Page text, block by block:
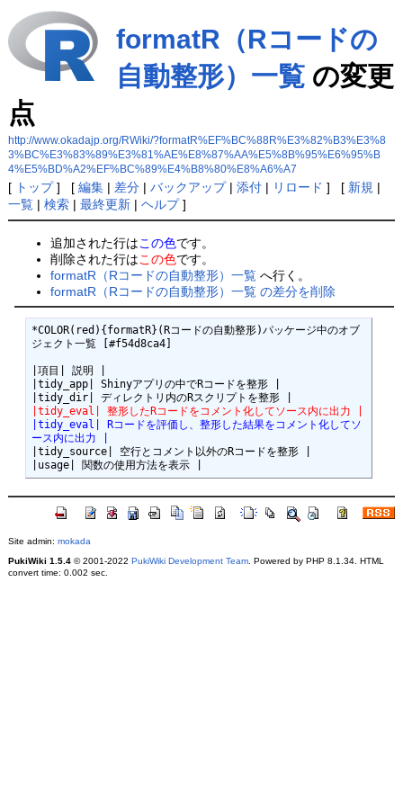
formatR（Rコードの
自動整形）一覧の変更
点
http://www.okadajp.org/RWiki/?formatR%EF%BC%88R%E3%82%B3%E3%8
3%BC%E3%83%89%E3%81%AE%E8%87%AA%E5%8B%95%E6%95%B
4%E5%BD%A2%EF%BC%89%E4%B8%80%E8%A6%A7
[ トップ] [ 編集| 差分| バックアップ| 添付| リロード ] [ 新規 |
一覧| 検索| 最終更新| ヘルプ]
追加された行はこの色です。
削除された行はこの色です。
formatR（Rコードの自動整形）一覧 へ行く。
formatR（Rコードの自動整形）一覧 の差分を削除
*COLOR(red){formatR}(Rコードの自動整形)パッケージ中のオブ
ジェクト一覧 [#f54d8ca4]
|項目| 説明 |
|tidy_app| Shinyアプリの中でRコードを整形 |
|tidy_eval| 整形したRコードをコメント化してソース内に出力 |
|tidy_eval| Rコードを評価し、整形した結果をコメント化してソ
ース内に出力 |
|tidy_source| 空行とコメント以外のRコードを整形 |
Site admin: mokada
PukiWiki 1.5.4© 2001-2022 PukiWiki Development Team. Powered by PHP 8.1.34. HTML
convert time: 0.002 sec.